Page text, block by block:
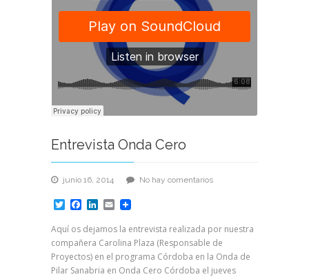
Entrevista Onda Cero
junio 16, 2014 No hay comentariosen
TwitterFacebook
LinkedIn
Email
Aquí os dejamos la entrevista realizada por nuestra
compañera Carolina Plaza (Responsable de
Proyectos) en el programa Córdoba en la Onda de
Pilar Sanabria en Onda Cero Córdoba el jueves